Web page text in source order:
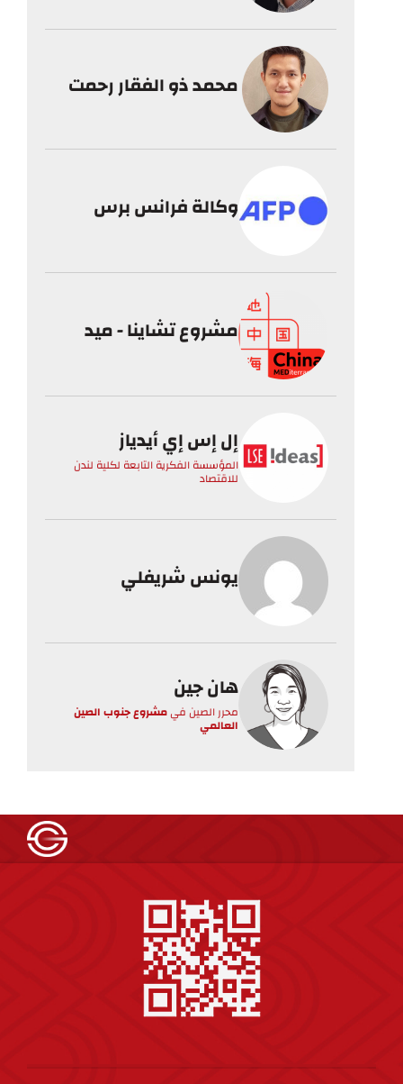
محمد ذو الفقار رحمت
وكالة فرانس برس
مشروع تشاينا - ميد
إل إس إي أيدياز
المؤسسة الفكرية التابعة لكلية لندن
للاقتصاد
يونس شريفلي
هان جين
محرر الصينفيمشروع جنوب الصين
العالمي